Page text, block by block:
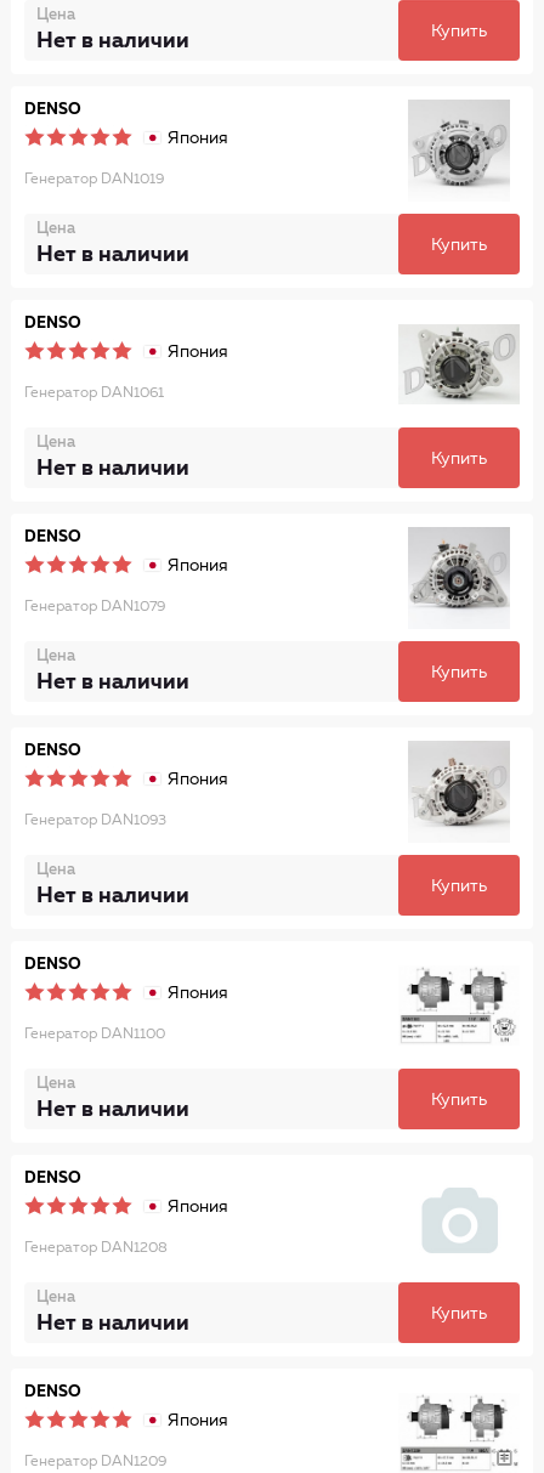
Цена
Нет в наличии Купить
DENSO
Япония
Генератор DAN1019
Цена
Нет в наличии Купить
DENSO
Япония
Генератор DAN1061
Цена
Нет в наличии Купить
DENSO
Япония
Генератор DAN1079
Цена
Нет в наличии Купить
DENSO
Япония
Генератор DAN1093
Цена
Нет в наличии Купить
DENSO
Япония
Генератор DAN1100
Цена
Нет в наличии Купить
DENSO
Япония
Генератор DAN1208
Цена
Нет в наличии Купить
DENSO
Япония
Генератор DAN1209